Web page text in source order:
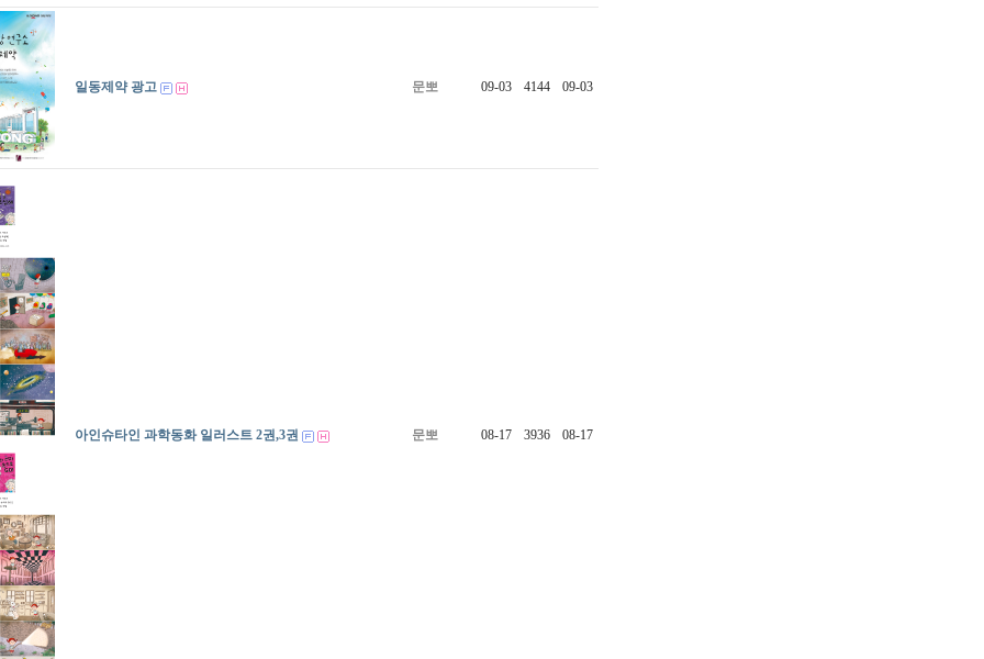
일동제약 광고 문뽀 09-03 4144 09-03
아인슈타인 과학동화 일러스트 2권,3권 문뽀 08-17 3936 08-17